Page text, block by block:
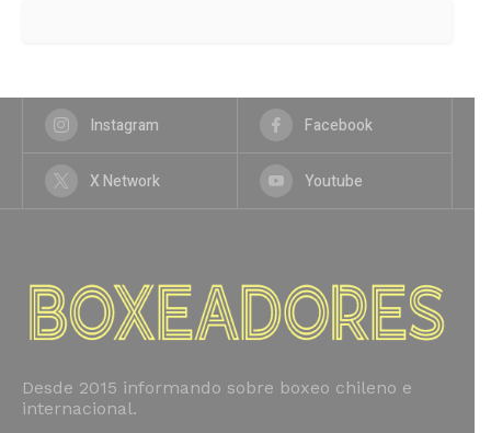
Instagram Facebook
X Network Youtube
Desde 2015 informando sobre boxeo chileno e
internacional.